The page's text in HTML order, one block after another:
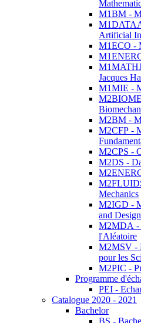
M1BM -
Artificial
M1ECO -
Jacques
M1MIE -
M2BM -
M2CFP -
M2CPS -
M2DS -
Mechanics
M2IGD -
and Design
M2MDA -
l'Aléatoire
M2MSV -
pour les
M2PIC -
Programme
PEI -
Catalogue 2020 - 2021
Bachelor
BS -